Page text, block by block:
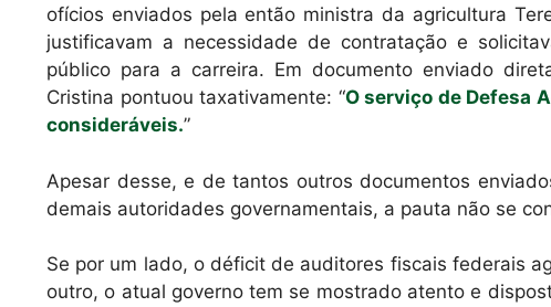
ofícios enviados pela então ministra da agricultura
justificavam a necessidade de contratação e
público para a carreira. Em documento enviado
Cristina pontuou taxativamente: “O serviço de Defesa
consideráveis.”
Apesar desse, e de tantos outros documentos
demais autoridades governamentais, a pauta não se
Se por um lado, o déficit de auditores fiscais federais
outro, o atual governo tem se mostrado atento e